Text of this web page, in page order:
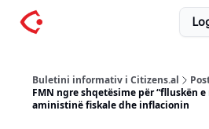
Buletini informativ i Citizens.al
FMN ngre shqetësime për “flluskën
aministinë fiskale dhe inflacionin